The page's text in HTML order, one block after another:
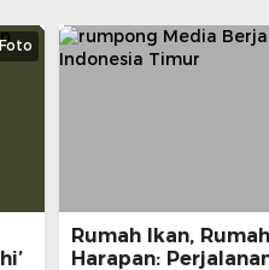
Rumah Ikan, Rumah
Harapan: